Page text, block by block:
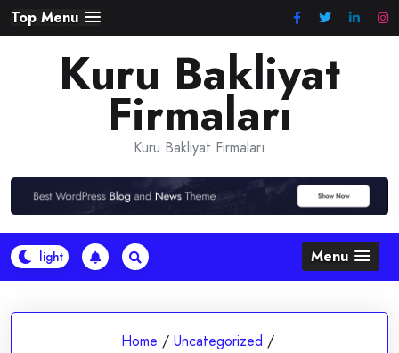
Skip
to
Top Menu
Kuru Bakliyat
Firmaları
Kuru Bakliyat Firmaları
Menu
Home / Uncategorized /